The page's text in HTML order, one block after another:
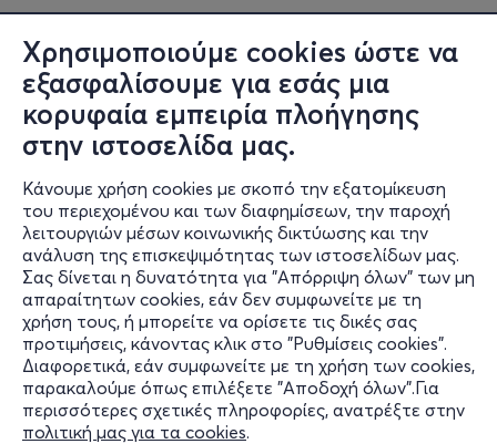
Χρησιμοποιούμε cookies ώστε να
εξασφαλίσουμε για εσάς μια
κορυφαία εμπειρία πλοήγησης
στην ιστοσελίδα μας.
Κάνουμε χρήση cookies με σκοπό την εξατομίκευση
του περιεχομένου και των διαφημίσεων, την παροχή
λειτουργιών μέσων κοινωνικής δικτύωσης και την
ανάλυση της επισκεψιμότητας των ιστοσελίδων μας.
Σας δίνεται η δυνατότητα για "Απόρριψη όλων" των μη
απαραίτητων cookies, εάν δεν συμφωνείτε με τη
χρήση τους, ή μπορείτε να ορίσετε τις δικές σας
προτιμήσεις, κάνοντας κλικ στο "Ρυθμίσεις cookies".
Διαφορετικά, εάν συμφωνείτε με τη χρήση των cookies,
παρακαλούμε όπως επιλέξετε "Αποδοχή όλων".Για
περισσότερες σχετικές πληροφορίες, ανατρέξτε στην
πολιτική μας για τα cookies.